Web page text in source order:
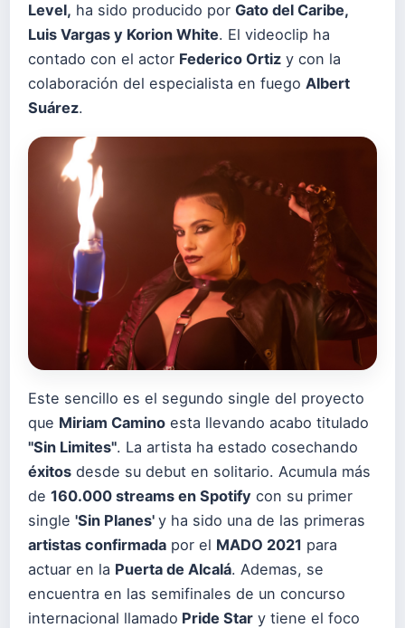
Level, ha sido producido por Gato del Caribe,
Luis Vargas y Korion White. El videoclip ha
contado con el actor Federico Ortiz y con la
colaboración del especialista en fuego Albert
Suárez.
Este sencillo es el segundo single del proyecto
que Miriam Camino esta llevando acabo titulado
"Sin Limites". La artista ha estado cosechando
éxitos desde su debut en solitario. Acumula más
de 160.000 streams en Spotify con su primer
single 'Sin Planes' y ha sido una de las primeras
artistas confirmada por el MADO 2021 para
actuar en la Puerta de Alcalá. Ademas, se
encuentra en las semifinales de un concurso
internacional llamado Pride Star y tiene el foco